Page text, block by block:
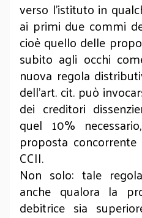
verso l’istituto in
ai primi due commi
cioè quello delle
subito agli occhi
nuova regola
dell’art. cit. può
dei creditori
quel 10%
proposta concorrente
CCII.
Non solo: tale
anche qualora la
debitrice sia